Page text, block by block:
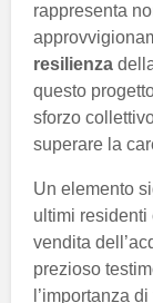
rappresenta
resilienza
questo
sforzo
superare la
Un elemento
ultimi residenti
vendita
prezioso
l’importanza